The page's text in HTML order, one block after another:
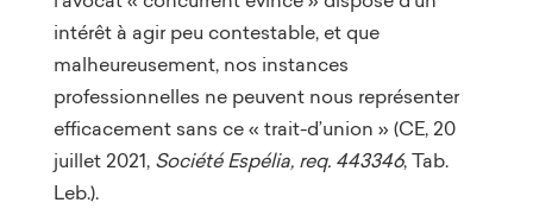
intérêt à agir peu contestable, et que
malheureusement, nos instances
professionnelles ne peuvent nous représenter
efficacement sans ce « trait-d’union » (CE, 20
juillet 2021, Société Espélia, req. 443346, Tab.
Leb.).